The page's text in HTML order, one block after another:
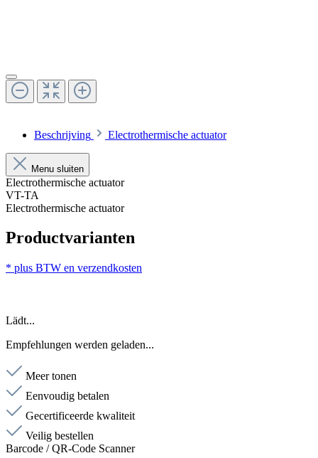
Beschrijving Electrothermische actuator
Menu sluiten
Electrothermische actuator
VT-TA
Electrothermische actuator
Productvarianten
* plus BTW en verzendkosten
Lädt...
Empfehlungen werden geladen...
Meer tonen
Eenvoudig betalen
Gecertificeerde kwaliteit
Veilig bestellen
Barcode / QR-Code Scanner